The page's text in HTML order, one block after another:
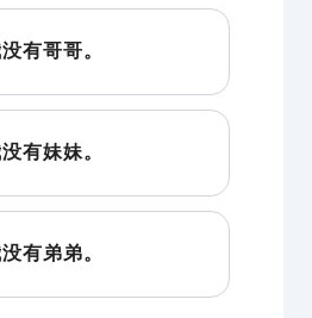
有哥哥。
有妹妹。
有弟弟。